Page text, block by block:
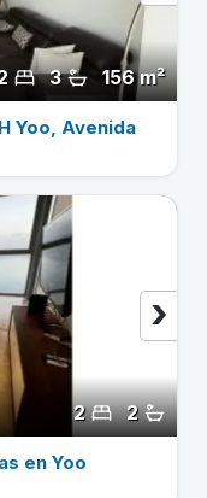
156 m²
3
Yoo, Avenida
2
2
›
en Yoo